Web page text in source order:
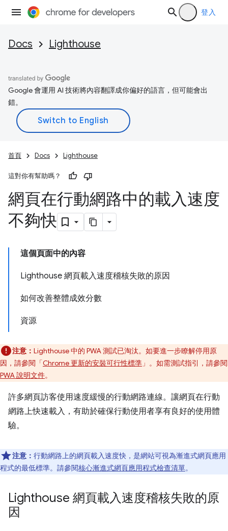
登入
Docs Lighthouse
Google 會運用 AI 技術將內容翻譯成你偏好的語言，但可能會出
錯。
首頁 Docs Lighthouse
這對你有幫助嗎？
網頁在行動網路中的載入速度
不夠快
這個頁面中的內容
Lighthouse 網頁載入速度稽核失敗的原因
如何改善整體成效分數
資源
注意： Lighthouse 中的 PWA 測試已淘汰。如要進一步瞭解停用原
因，請參閱「Chrome 更新的安裝可行性標準 」。如需測試指引，請參閱
PWA 說明文件。
許多網頁訪客使用速度緩慢的行動網路連線。讓網頁在行動
網路上快速載入，有助於確保行動使用者享有良好的使用體
驗。
注意： 行動網路上的網頁載入速度快，是網站可視為漸進式網頁應用
程式的最低標準。請參閱核心漸進式網頁應用程式檢查清單。
Lighthouse 網頁載入速度稽核失敗的原
因